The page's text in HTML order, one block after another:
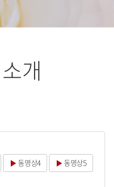
개
동영상4
동영상5